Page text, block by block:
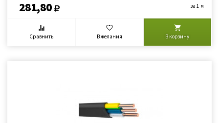
281,80 за 1 м
Сравнить В желания В корзину